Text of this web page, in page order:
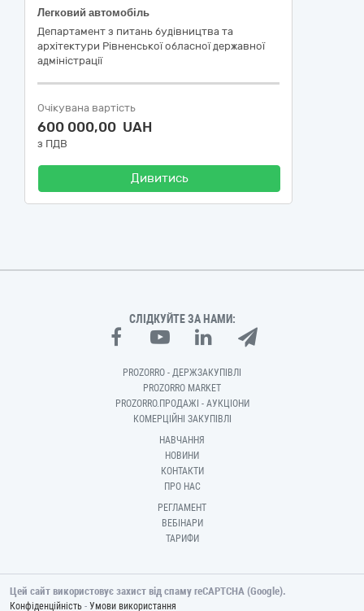
Легковий автомобіль
Департамент з питань будівництва та
архітектури Рівненської обласної державної
адміністрації
Очікувана вартість
600 000,00 UAH
з ПДВ
Дивитись
СЛІДКУЙТЕ ЗА НАМИ:
PROZORRO - ДЕРЖЗАКУПІВЛІ
PROZORRO MARKET
PROZORRO.ПРОДАЖІ - АУКЦІОНИ
КОМЕРЦІЙНІ ЗАКУПІВЛІ
НАВЧАННЯ
НОВИНИ
КОНТАКТИ
ПРО НАС
РЕГЛАМЕНТ
ВЕБІНАРИ
ТАРИФИ
Цей сайт використовує захист від спаму reCAPTCHA (Google).
Конфіденційність - Умови використання